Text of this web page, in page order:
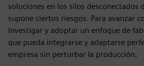
soluciones en los silos desconectados
supone ciertos riesgos. Para avanzar
investigar y adoptar un enfoque de
que pueda integrarse y adaptarse
empresa sin perturbar la producción.